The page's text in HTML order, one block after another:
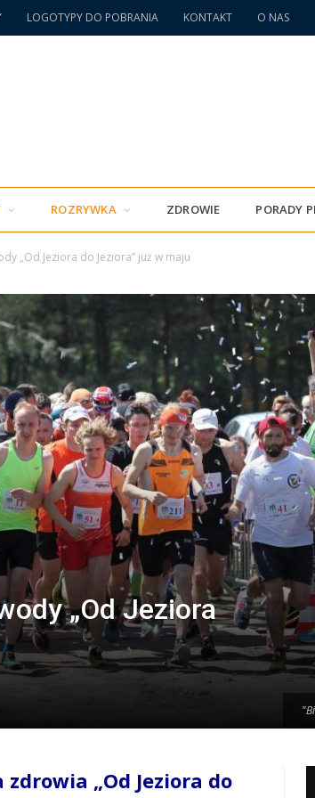
LOGOTYPY DO POBRANIA KONTAKT O NAS
ROZRYWKA ZDROWIE PORADY
„Od Jeziora do Jeziora” już w maju
„Od Jeziora
„Od Jeziora do